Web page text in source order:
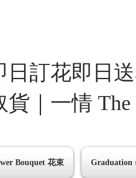
日訂花即日
｜一情 The
Bouquet 花束 Graduation